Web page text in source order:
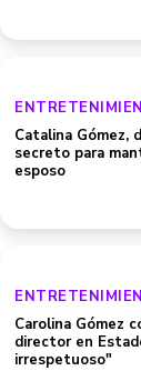
Catalina Gómez,
secreto para
esposo
Carolina Gómez
director en
irrespetuoso"